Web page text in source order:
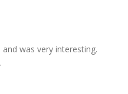
was very interesting.